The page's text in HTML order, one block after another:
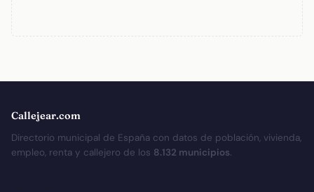
Callejear.com
Directorio municipal de España con datos de población, vivienda,
empleo, renta y callejero de los 8.132 municipios.